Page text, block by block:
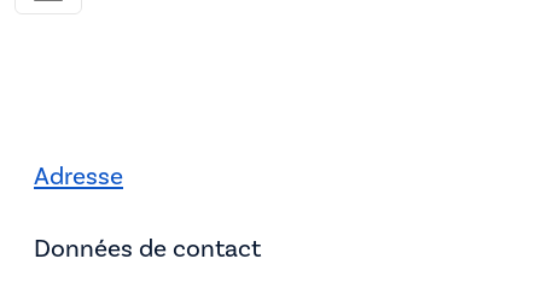
Adresse
Données de contact